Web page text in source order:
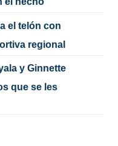
el telón con
regional
y Ginnette
que se les